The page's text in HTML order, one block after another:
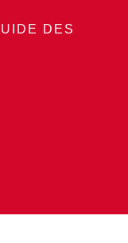
DES